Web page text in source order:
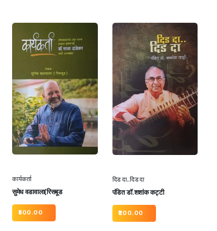
कार्यकर्ता
सुमेध वडावाला(रिसबूड
500.00
दिड दा..दिड दा
पंडित डॉ.शशांक कट्टी
200.00